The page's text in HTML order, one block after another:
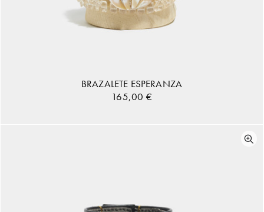
BRAZALETE ESPERANZA
165,00 €